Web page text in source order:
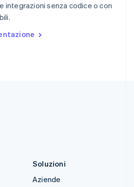
integrazioni senza codice o con
文
Soluzioni
Aziende